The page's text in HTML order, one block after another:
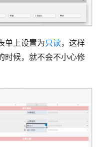
单上设置为只读，这样
时候，就不会不小心修